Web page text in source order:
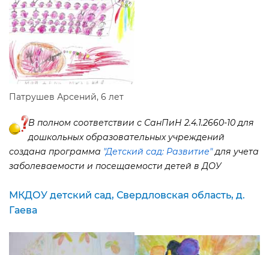
Патрушев Арсений, 6 лет
полном соответствии с СанПиН 2.4.1.2660-10 для
дошкольных образовательных учреждений
создана программа "Детский сад: Развитие"для учета
заболеваемости и посещаемости детей в ДОУ
МКДОУ детский сад, Свердловская область, д.
Гаева